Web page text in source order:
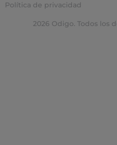
2026 Odigo. Todos los
Política de privacidad